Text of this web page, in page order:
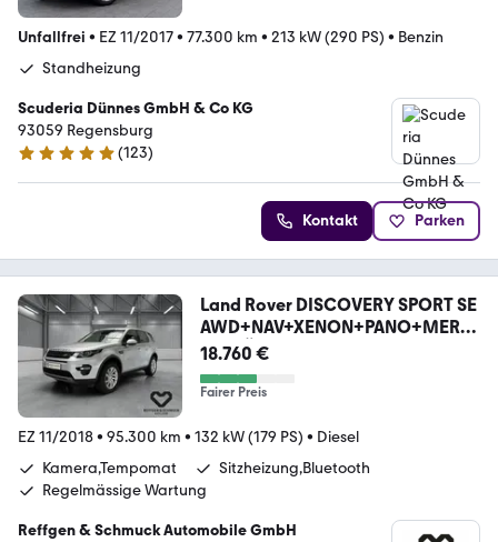
Unfallfrei • EZ 11/2017• 77.300 km • 213 kW (290 PS) • Benzin
Standheizung
Scuderia Dünnes GmbH & Co KG
93059 Regensburg
4.8 Sterne
(123)
Kontakt Parken
Land Rover DISCOVERY SPORT SE
AWD+NAV+XENON+PANO+MERDI
AN+TÜ
18.760 €
Fairer Preis
EZ 11/2018• 95.300 km • 132 kW (179 PS) • Diesel
Kamera,Tempomat
Sitzheizung,Bluetooth
Regelmässige Wartung
Reffgen & Schmuck Automobile GmbH